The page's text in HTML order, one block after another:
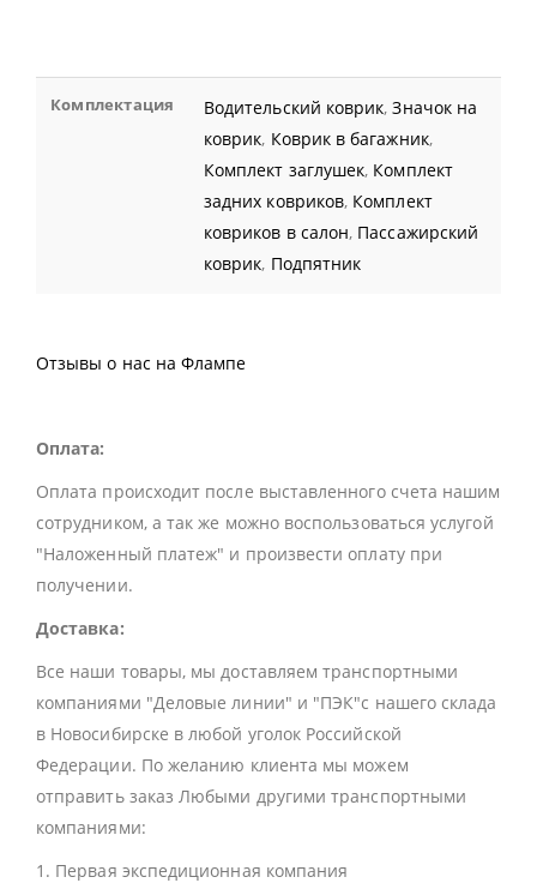
Комплектация Водительский коврик,Значок на
коврик, Коврик в багажник,
Комплект заглушек, Комплект
задних ковриков, Комплект
ковриков в салон, Пассажирский
коврик, Подпятник
Отзывы о нас на Флампе
Оплата:
Оплата происходит после выставленного счета нашим
сотрудником, а так же можно воспользоваться услугой
"Наложенный платеж" и произвести оплату при
получении.
Доставка:
Все наши товары, мы доставляем транспортными
компаниями "Деловые линии" и "ПЭК"с нашего склада
в Новосибирске в любой уголок Российской
Федерации. По желанию клиента мы можем
отправить заказ Любыми другими транспортными
компаниями:
1. Первая экспедиционная компания